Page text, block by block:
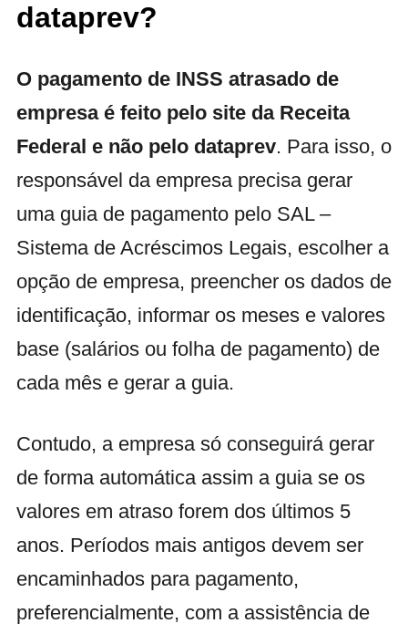
dataprev?
O pagamento de INSS atrasado de
empresa é feito pelo site da Receita
Federal e não pelo dataprev. Para isso, o
responsável da empresa precisa gerar
uma guia de pagamento pelo SAL –
Sistema de Acréscimos Legais, escolher a
opção de empresa, preencher os dados de
identificação, informar os meses e valores
base (salários ou folha de pagamento) de
cada mês e gerar a guia.
Contudo, a empresa só conseguirá gerar
de forma automática assim a guia se os
valores em atraso forem dos últimos 5
anos. Períodos mais antigos devem ser
encaminhados para pagamento,
preferencialmente, com a assistência de